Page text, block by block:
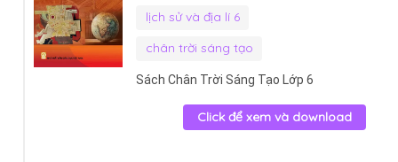
lịch sử và địa lí 6
chân trời sáng tạo
Sách Chân Trời Sáng Tạo Lớp 6
Click để xem và download